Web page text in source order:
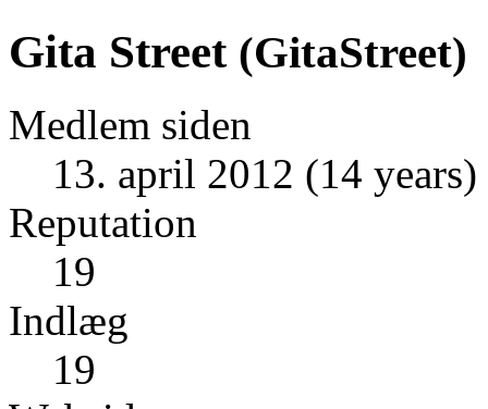
Gita Street (GitaStreet)
Medlem siden
13. april 2012 (14 years)
Reputation
19
Indlæg
19